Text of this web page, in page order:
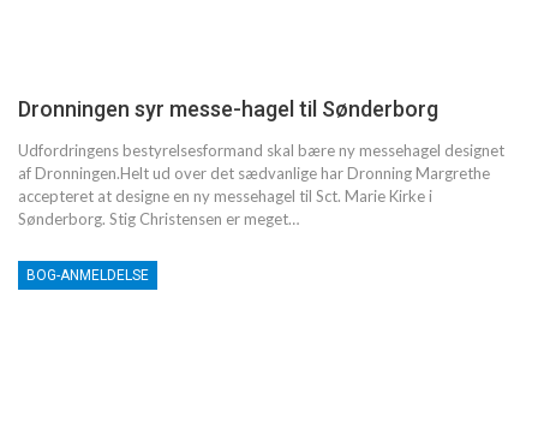
Dronningen syr messe-hagel til Sønderborg
Udfordringens bestyrelsesformand skal bære ny messehagel designet
af Dronningen.Helt ud over det sædvanlige har Dronning Margrethe
accepteret at designe en ny messehagel til Sct. Marie Kirke i
Sønderborg. Stig Christensen er meget…
BOG-ANMELDELSE